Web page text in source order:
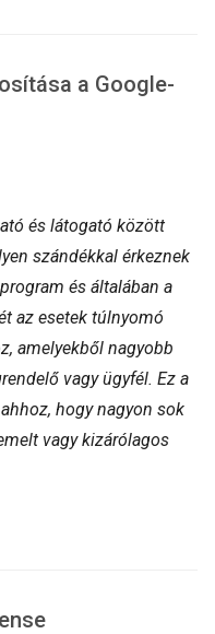
a Google-
és látogató között
szándékkal érkeznek
és általában a
az esetek túlnyomó
amelyekből nagyobb
vagy ügyfél. Ez a
hogy nagyon sok
vagy kizárólagos